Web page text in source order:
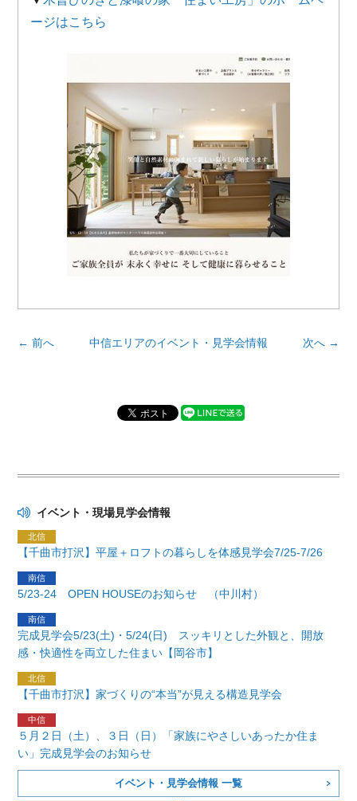
ージはこちら
← 前へ 次へ →
中信エリアのイベント・見学会情報
イベント・現場見学会情報
【千曲市打沢】平屋＋ロフトの暮らしを体感見学会7/25-7/26
5/23-24 OPEN HOUSEのお知らせ （中川村）
完成見学会5/23(土)・5/24(日) スッキリとした外観と、開放
感・快適性を両立した住まい【岡谷市】
【千曲市打沢】家づくりの“本当”が見える構造見学会
５月２日（土）、３日（日）「家族にやさしいあったか住ま
い」完成見学会のお知らせ
イベント・見学会情報 一覧